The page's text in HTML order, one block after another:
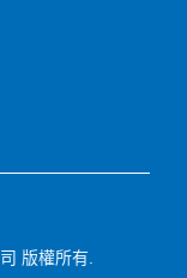
版權所有.